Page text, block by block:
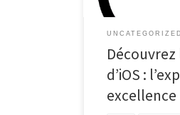
UNCATEGORIZED
d’iOS :
excellence